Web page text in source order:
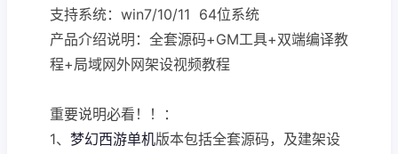
支持系统：win7/10/11 64位系统
产品介绍说明：全套源码+GM工具+双端编译教
程+局域网外网架设视频教程
重要说明必看！！：
1、 梦幻西游单机版本包括全套源码，及建架设